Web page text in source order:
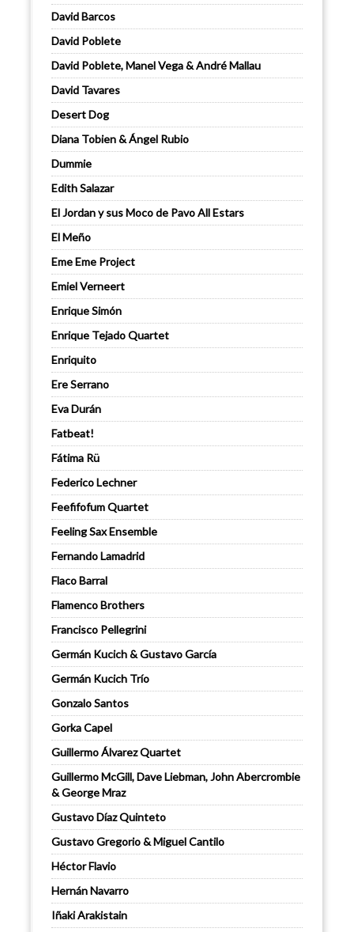
David Barcos
David Poblete
David Poblete, Manel Vega & André Mallau
David Tavares
Desert Dog
Diana Tobien & Ángel Rubio
Dummie
Edith Salazar
El Jordan y sus Moco de Pavo All Estars
El Meño
Eme Eme Project
Emiel Verneert
Enrique Simón
Enrique Tejado Quartet
Enriquito
Ere Serrano
Eva Durán
Fatbeat!
Fátima Rü
Federico Lechner
Feefifofum Quartet
Feeling Sax Ensemble
Fernando Lamadrid
Flaco Barral
Flamenco Brothers
Francisco Pellegrini
Germán Kucich & Gustavo García
Germán Kucich Trío
Gonzalo Santos
Gorka Capel
Guillermo Álvarez Quartet
Guillermo McGill, Dave Liebman, John Abercrombie
& George Mraz
Gustavo Díaz Quinteto
Gustavo Gregorio & Miguel Cantilo
Héctor Flavio
Hernán Navarro
Iñaki Arakistain